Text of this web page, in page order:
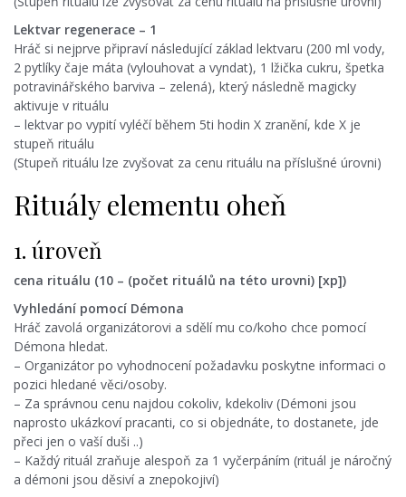
Lektvar regenerace – 1
Hráč si nejprve připraví následující základ lektvaru (200 ml vody,
2 pytlíky čaje máta (vylouhovat a vyndat), 1 lžička cukru, špetka
potravinářského barviva – zelená), který následně magicky
aktivuje v rituálu
– lektvar po vypití vyléčí během 5ti hodin X zranění, kde X je
stupeň rituálu
(Stupeň rituálu lze zvyšovat za cenu rituálu na příslušné úrovni)
Rituály elementu oheň
1. úroveň
cena rituálu (10 – (počet rituálů na této urovni) [xp])
Vyhledání pomocí Démona
Hráč zavolá organizátorovi a sdělí mu co/koho chce pomocí
Démona hledat.
– Organizátor po vyhodnocení požadavku poskytne informaci o
pozici hledané věci/osoby.
– Za správnou cenu najdou cokoliv, kdekoliv (Démoni jsou
naprosto ukázkoví pracanti, co si objednáte, to dostanete, jde
přeci jen o vaší duši ..)
– Každý rituál zraňuje alespoň za 1 vyčerpáním (rituál je náročný
a démoni jsou děsiví a znepokojiví)